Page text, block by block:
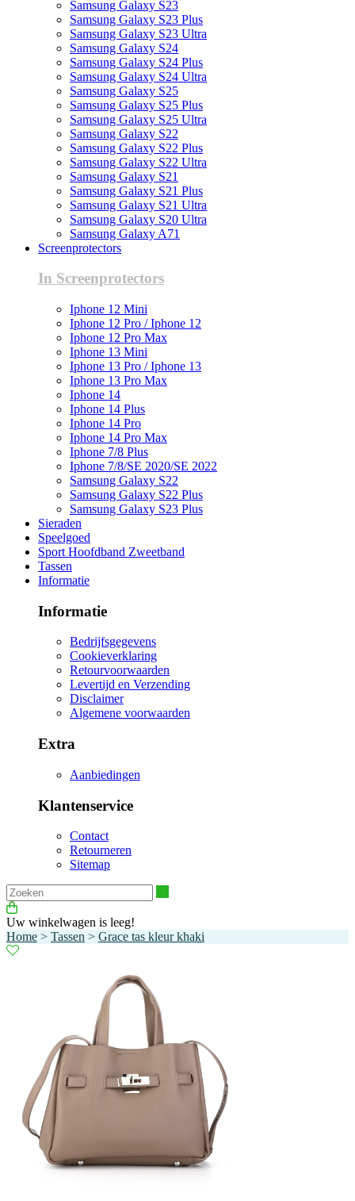
Samsung Galaxy S23
Samsung Galaxy S23 Plus
Samsung Galaxy S23 Ultra
Samsung Galaxy S24
Samsung Galaxy S24 Plus
Samsung Galaxy S24 Ultra
Samsung Galaxy S25
Samsung Galaxy S25 Plus
Samsung Galaxy S25 Ultra
Samsung Galaxy S22
Samsung Galaxy S22 Plus
Samsung Galaxy S22 Ultra
Samsung Galaxy S21
Samsung Galaxy S21 Plus
Samsung Galaxy S21 Ultra
Samsung Galaxy S20 Ultra
Samsung Galaxy A71
Screenprotectors
In Screenprotectors
Iphone 12 Mini
Iphone 12 Pro / Iphone 12
Iphone 12 Pro Max
Iphone 13 Mini
Iphone 13 Pro / Iphone 13
Iphone 13 Pro Max
Iphone 14
Iphone 14 Plus
Iphone 14 Pro
Iphone 14 Pro Max
Iphone 7/8 Plus
Iphone 7/8/SE 2020/SE 2022
Samsung Galaxy S22
Samsung Galaxy S22 Plus
Samsung Galaxy S23 Plus
Sieraden
Speelgoed
Sport Hoofdband Zweetband
Tassen
Informatie
Informatie
Bedrijfsgegevens
Cookieverklaring
Retourvoorwaarden
Levertijd en Verzending
Disclaimer
Algemene voorwaarden
Extra
Aanbiedingen
Klantenservice
Contact
Retourneren
Sitemap
Uw winkelwagen is leeg!
Home > Tassen > Grace tas kleur khaki